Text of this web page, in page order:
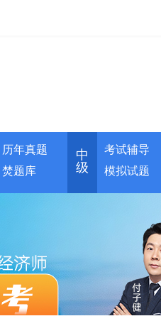
历年真题
焚题库
中
级
考试辅导
模拟试题